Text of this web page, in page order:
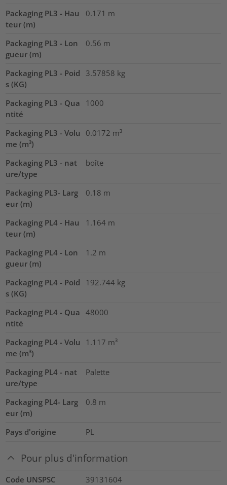
Packaging PL3 - Hau
teur (m)
0.171 m
Packaging PL3 - Lon
gueur (m)
0.56 m
Packaging PL3 - Poid
s (KG)
3.57858 kg
Packaging PL3 - Qua
ntité
1000
Packaging PL3 - Volu
me (m³)
0.0172 m³
Packaging PL3 - nat
ure/type
boîte
Packaging PL3- Larg
eur (m)
0.18 m
Packaging PL4 - Hau
teur (m)
1.164 m
Packaging PL4 - Lon
gueur (m)
1.2 m
Packaging PL4 - Poid
s (KG)
192.744 kg
Packaging PL4 - Qua
ntité
48000
Packaging PL4 - Volu
me (m³)
1.117 m³
Packaging PL4 - nat
ure/type
Palette
Packaging PL4- Larg
eur (m)
0.8 m
Pays d'origine PL
Pour plus d'information
Code UNSPSC
39131604